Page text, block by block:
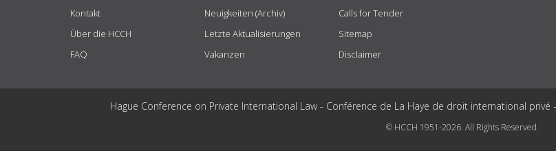
Kontakt
Über die HCCH
FAQ
Neuigkeiten (Archiv)
Letzte Aktualisierungen
Vakanzen
Calls for Tender
Sitemap
Disclaimer
Hague Conference on Private International Law - Conférence de La Haye de droit international
© HCCH 1951-2026. All Rights Reserved.